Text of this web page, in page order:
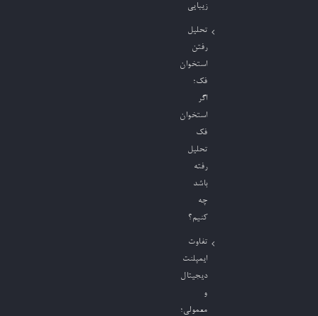
زیبایی
تحلیل
رفتن
استخوان
فک؛
اگر
استخوان
فک
تحلیل
رفته
باشد
چه
کنیم؟
تفاوت
ایمپلنت
دیجیتال
و
معمولی؛